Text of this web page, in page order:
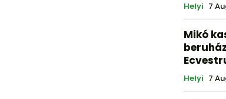
Helyi 7
Mikó
Helyi 7